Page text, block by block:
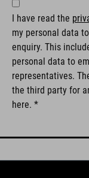
I have read the
my personal data
enquiry. This
personal data to
representatives.
the third party for
here. *